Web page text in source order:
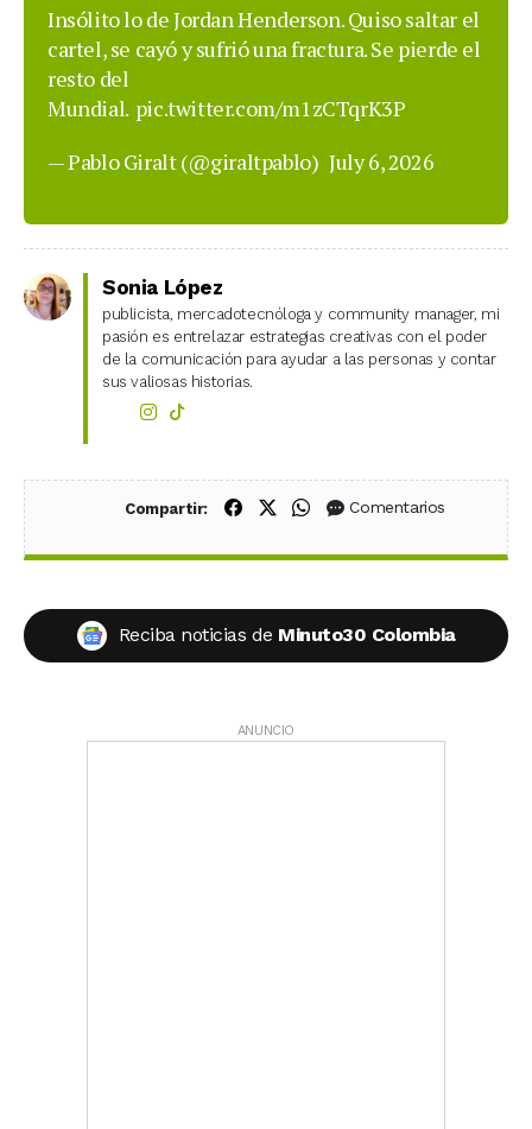
Insólito lo de Jordan Henderson. Quiso saltar el
cartel, se cayó y sufrió una fractura. Se pierde el
resto del
Mundial. pic.twitter.com/m1zCTqrK3P
— Pablo Giralt (@giraltpablo) July 6, 2026
Sonia López
publicista, mercadotecnóloga y community manager, mi
pasión es entrelazar estrategias creativas con el poder
de la comunicación para ayudar a las personas y contar
sus valiosas historias.
Compartir: Compartir en Facebook
Compartir en X (Twitter)
Compartir en WhatsApp
Comentarios
Reciba noticias de Minuto30 Colombia
ANUNCIO